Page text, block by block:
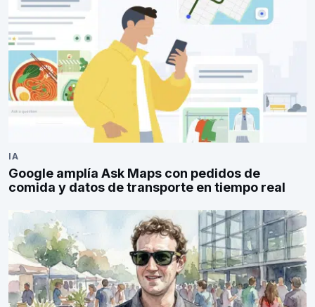
IA
Google amplía Ask Maps con pedidos de
comida y datos de transporte en tiempo real